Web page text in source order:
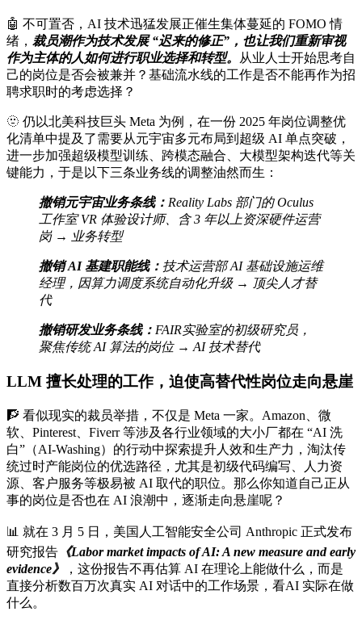
🤖 不可置否，AI 技术迅猛发展正催生集体蔓延的 FOMO 情
绪， 裁员潮作为技术发展 “迟来的修正”，也让我们重新审视
作为主体的人如何进行职业选择和转型。 从业人士开始思考自
己的岗位是否会被兼并？基础流水线的工作是否不能再作为招
聘求职时的考虑选择？
🫥 仍以北美科技巨头 Meta 为例，在一份 2025 年岗位调整优
化清单中提及了需要从元宇宙多元布局到超级 AI 单点突破，
进一步加强超级模型训练、跨模态融合、大模型架构迭代等关
键能力，于是以下三条业务线的调整油然而生：
撤销元宇宙业务条线： Reality Labs 部门的 Oculus
工作室 VR 体验设计师、含 3 年以上资深硬件运营
岗 → 业务转型
撤销 AI 基建职能线： 技术运营部 AI 基础设施运维
经理，因算力调度系统自动化升级 → 顶尖人才替
代
撤销研发业务条线： FAIR实验室的初级研究员，
聚焦传统 AI 算法的岗位 → AI 技术替代
LLM 擅长处理的工作，迫使高替代性岗位走向悬崖
🧗 看似现实的裁员举措，不仅是 Meta 一家。Amazon、微
软、Pinterest、Fiverr 等涉及各行业领域的大小厂都在 “AI 洗
白”（AI-Washing）的行动中探索提升人效和生产力，淘汰传
统过时产能岗位的优选路径，尤其是初级代码编写、人力资
源、客户服务等极易被 AI 取代的职位。那么你知道自己正从
事的岗位是否也在 AI 浪潮中，逐渐走向悬崖呢？
📊 就在 3 月 5 日，美国人工智能安全公司 Anthropic 正式发布
研究报告 《Labor market impacts of AI: A new measure and early
evidence》
，这份报告不再估算 AI 在理论上能做什么，而是
直接分析数百万次真实 AI 对话中的工作场景，看AI 实际在做
什么。